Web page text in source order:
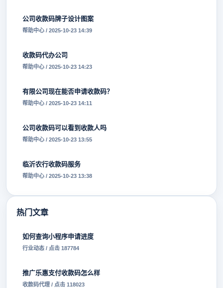
公司收款码牌子设计图案
帮助中心 / 2025-10-23 14:39
收款码代办公司
帮助中心 / 2025-10-23 14:23
有限公司现在能否申请收款码？
帮助中心 / 2025-10-23 14:11
公司收款码可以看到收款人吗
帮助中心 / 2025-10-23 13:55
临沂农行收款码服务
帮助中心 / 2025-10-23 13:38
热门文章
如何查询小程序申请进度
行业动态 / 点击 187784
推广乐惠支付收款码怎么样
收款码代理 / 点击 118023